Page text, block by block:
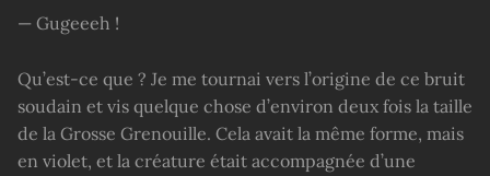
— Gugeeeh !
Qu’est-ce que ? Je me tournai vers l’origine de ce bruit
soudain et vis quelque chose d’environ deux fois la taille
de la Grosse Grenouille. Cela avait la même forme, mais
en violet, et la créature était accompagnée d’une